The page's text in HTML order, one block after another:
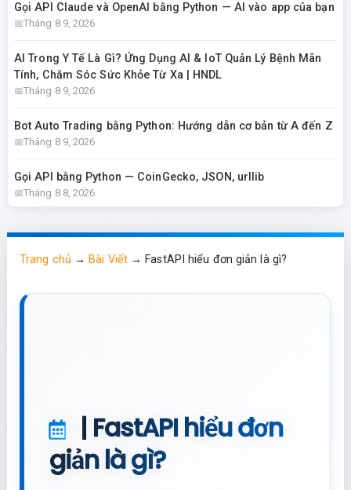
Gọi API Claude và OpenAI bằng Python — AI vào app của bạn
Tháng 8 9, 2026
AI Trong Y Tế Là Gì? Ứng Dụng AI & IoT Quản Lý Bệnh Mãn
Tính, Chăm Sóc Sức Khỏe Từ Xa | HNDL
Tháng 8 9, 2026
Bot Auto Trading bằng Python: Hướng dẫn cơ bản từ A đến Z
Tháng 8 9, 2026
Gọi API bằng Python — CoinGecko, JSON, urllib
Tháng 8 8, 2026
Trang chủ →Bài Viết→FastAPI hiểu đơn giản là gì?
| FastAPI hiểu đơn
giản là gì?